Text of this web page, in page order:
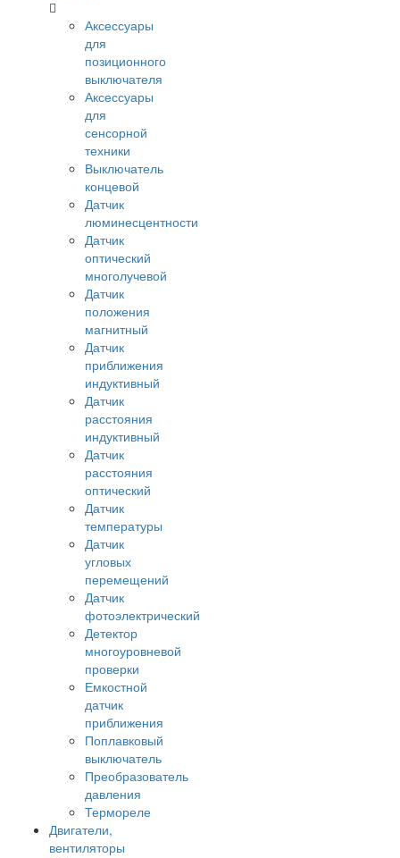
Аксессуары
для
позиционного
выключателя
Аксессуары
для
сенсорной
техники
Выключатель
концевой
Датчик
люминесцентности
Датчик
оптический
многолучевой
Датчик
положения
магнитный
Датчик
приближения
индуктивный
Датчик
расстояния
индуктивный
Датчик
расстояния
оптический
Датчик
температуры
Датчик
угловых
перемещений
Датчик
фотоэлектрический
Детектор
многоуровневой
проверки
Емкостной
датчик
приближения
Поплавковый
выключатель
Преобразователь
давления
Термореле
Двигатели,
вентиляторы